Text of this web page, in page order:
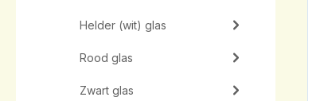
Helder (wit) glas
Rood glas
Zwart glas